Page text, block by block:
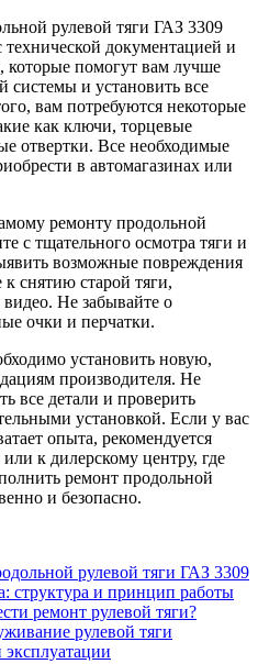
рулевой тяги ГАЗ 3309
технической документацией и
которые помогут вам лучше
системы и установить все
вам потребуются некоторые
как ключи, торцевые
отвертки. Все необходимые
в автомагазинах или
ремонту продольной
с тщательного осмотра тяги и
возможные повреждения
снятию старой тяги,
Не забывайте о
очки и перчатки.
установить новую,
производителя. Не
все детали и проверить
установкой. Если у вас
опыта, рекомендуется
к дилерскому центру, где
ремонт продольной
и безопасно.
рулевой тяги ГАЗ 3309
структура и принцип работы
ремонт рулевой тяги?
рулевой тяги
эксплуатации